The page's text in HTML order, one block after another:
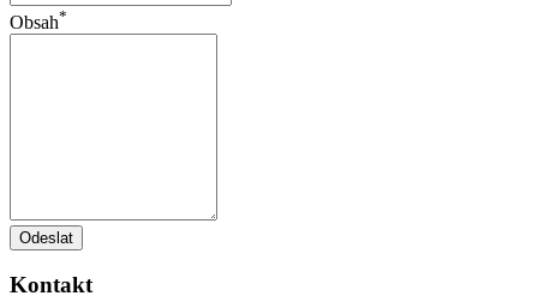
Obsah*
Odeslat
Kontakt